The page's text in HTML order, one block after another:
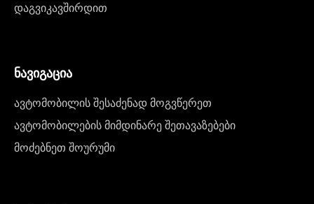
დაგვიკავშირდით
ნავიგაცია
ავტომობილის შესაძენად მოგვწერეთ
ავტომობილების მიმდინარე შეთავაზებები
მოძებნეთ შოურუმი